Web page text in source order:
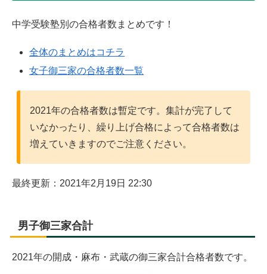
中学受験塾別の合格者数まとめです！
全体のまとめはコチラ
女子御三家の合格者数一覧
2021年の合格者数は暫定です。集計が完了して
いなかったり、繰り上げ合格によって合格者数は
増えていきますのでご注意ください。
最終更新：2021年2月19日 22:30
男子御三家合計
2021年の開成・麻布・武蔵の御三家合計合格者数です。